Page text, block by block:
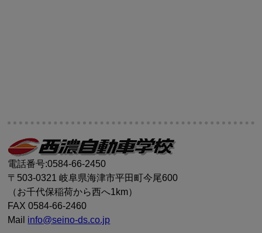
電話番号:0584-66-2450
〒503-0321 岐阜県海津市平田町今尾600
（お千代保稲荷から西へ1km）
FAX 0584-66-2460
Mail info@seino-ds.co.jp